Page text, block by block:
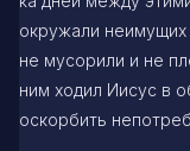
окружали
не мусорили и не
ним ходил Иисус в
оскорбить